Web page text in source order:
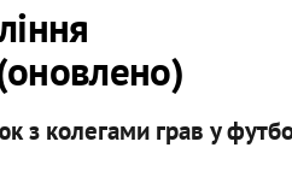
з колегами грав у